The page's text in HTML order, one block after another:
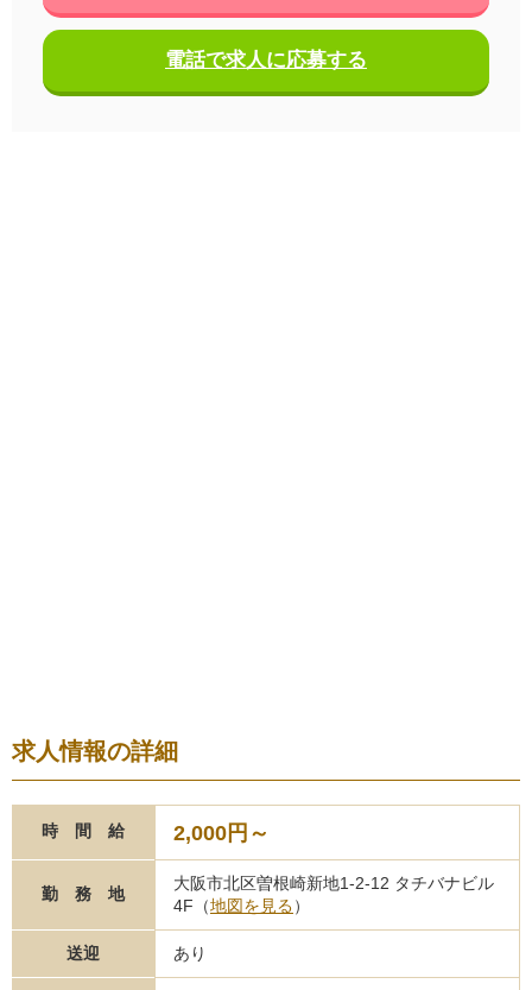
電話で求人に応募する
求人情報の詳細
時 間 給 2,000円～
勤 務 地
大阪市北区曽根崎新地1-2-12 タチバナビル
4F（地図を見る）
送迎 あり